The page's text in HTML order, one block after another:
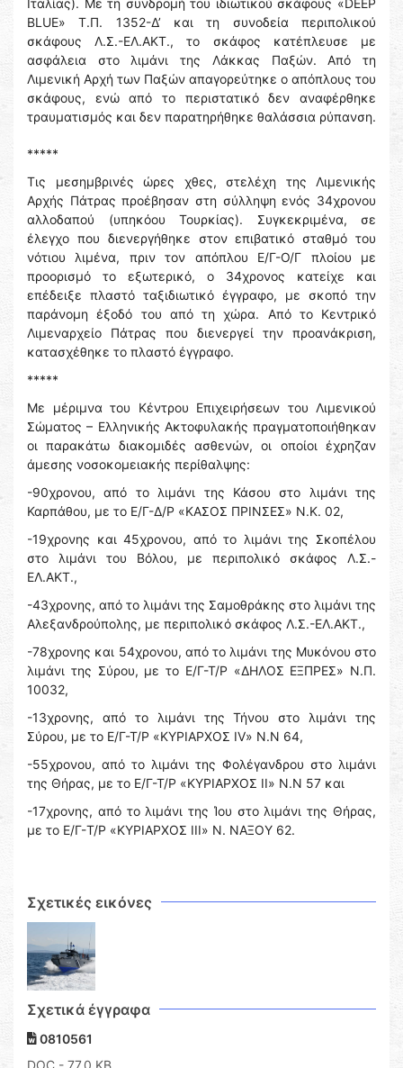
Ιταλίας). Με τη συνδρομή του ιδιωτικού σκάφους «DEEP
BLUE» Τ.Π. 1352-Δ’ και τη συνοδεία περιπολικού
σκάφους Λ.Σ.-ΕΛ.ΑΚΤ., το σκάφος κατέπλευσε με
ασφάλεια στο λιμάνι της Λάκκας Παξών. Από τη
Λιμενική Αρχή των Παξών απαγορεύτηκε ο απόπλους του
σκάφους, ενώ από το περιστατικό δεν αναφέρθηκε
τραυματισμός και δεν παρατηρήθηκε θαλάσσια ρύπανση.
*****
Τις μεσημβρινές ώρες χθες, στελέχη της Λιμενικής
Αρχής Πάτρας προέβησαν στη σύλληψη ενός 34χρονου
αλλοδαπού (υπηκόου Τουρκίας). Συγκεκριμένα, σε
έλεγχο που διενεργήθηκε στον επιβατικό σταθμό του
νότιου λιμένα, πριν τον απόπλου Ε/Γ-Ο/Γ πλοίου με
προορισμό το εξωτερικό, ο 34χρονος κατείχε και
επέδειξε πλαστό ταξιδιωτικό έγγραφο, με σκοπό την
παράνομη έξοδό του από τη χώρα. Από το Κεντρικό
Λιμεναρχείο Πάτρας που διενεργεί την προανάκριση,
κατασχέθηκε το πλαστό έγγραφο.
*****
Με μέριμνα του Κέντρου Επιχειρήσεων του Λιμενικού
Σώματος – Ελληνικής Ακτοφυλακής πραγματοποιήθηκαν
οι παρακάτω διακομιδές ασθενών, οι οποίοι έχρηζαν
άμεσης νοσοκομειακής περίθαλψης:
-90χρονου, από το λιμάνι της Κάσου στο λιμάνι της
Καρπάθου, με το Ε/Γ-Δ/Ρ «ΚΑΣΟΣ ΠΡΙΝΣΕΣ» Ν.Κ. 02,
-19χρονης και 45χρονου, από το λιμάνι της Σκοπέλου
στο λιμάνι του Βόλου, με περιπολικό σκάφος Λ.Σ.-
ΕΛ.ΑΚΤ.,
-43χρονης, από το λιμάνι της Σαμοθράκης στο λιμάνι της
Αλεξανδρούπολης, με περιπολικό σκάφος Λ.Σ.-ΕΛ.ΑΚΤ.,
-78χρονης και 54χρονου, από το λιμάνι της Μυκόνου στο
λιμάνι της Σύρου, με το Ε/Γ-Τ/Ρ «ΔΗΛΟΣ ΕΞΠΡΕΣ» Ν.Π.
10032,
-13χρονης, από το λιμάνι της Τήνου στο λιμάνι της
Σύρου, με το Ε/Γ-Τ/Ρ «ΚΥΡΙΑΡΧΟΣ IV» Ν.Ν 64,
-55χρονου, από το λιμάνι της Φολέγανδρου στο λιμάνι
της Θήρας, με το Ε/Γ-Τ/Ρ «ΚΥΡΙΑΡΧΟΣ IΙ» Ν.Ν 57 και
-17χρονης, από το λιμάνι της Ίου στο λιμάνι της Θήρας,
με το Ε/Γ-T/Ρ «ΚΥΡΙΑΡΧΟΣ III» Ν. ΝΑΞΟΥ 62.
Σχετικές εικόνες
Σχετικά έγγραφα
0810561